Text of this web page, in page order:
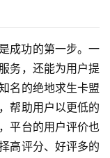
成功的第一步。一
务，还能为用户提
名的绝地求生卡盟
帮助用户以更低的
平台的用户评价也
高评分、好评多的